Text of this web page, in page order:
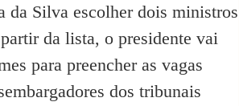
da Silva escolher dois ministros
da lista, o presidente vai
para preencher as vagas
dos tribunais